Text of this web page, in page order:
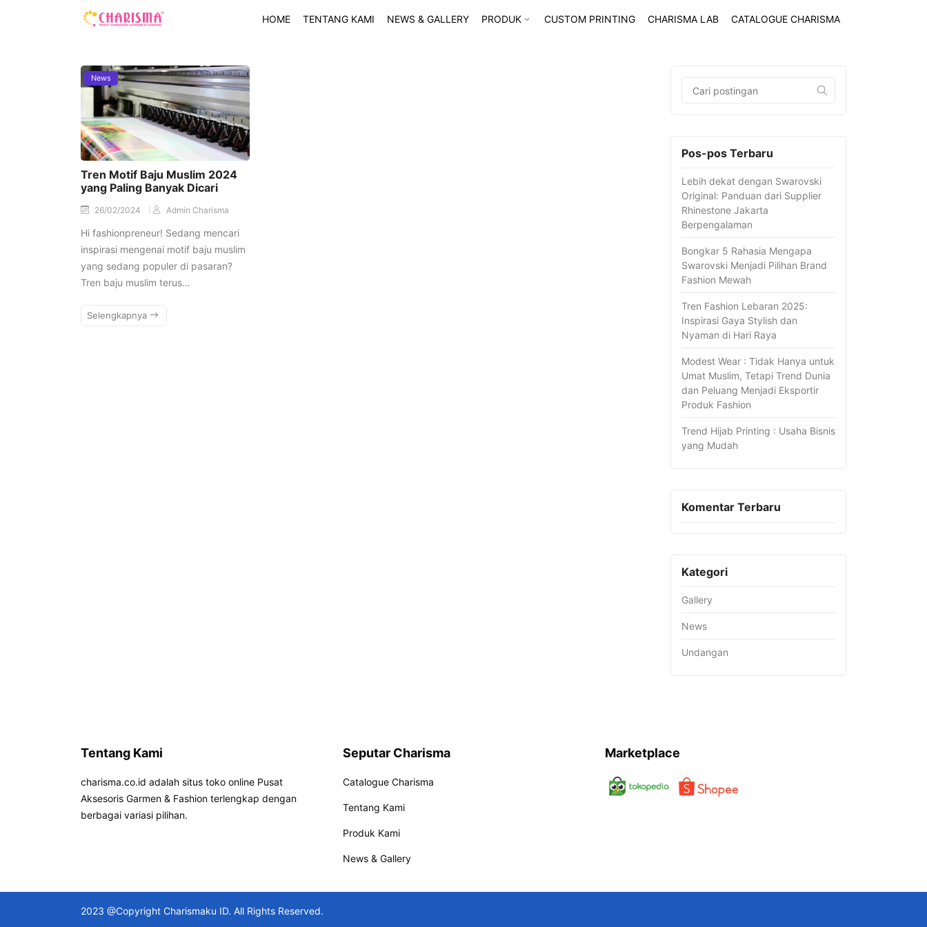
HOME TENTANG KAMI NEWS & GALLERY PRODUK CUSTOM PRINTING CHARISMA LAB CATALOGUE CHARISMA
News
Tren Motif Baju Muslim 2024
yang Paling Banyak Dicari
26/02/2024 Admin Charisma
Hi fashionpreneur! Sedang mencari
inspirasi mengenai motif baju muslim
yang sedang populer di pasaran?
Tren baju muslim terus…
Selengkapnya
Pos-pos Terbaru
Lebih dekat dengan Swarovski
Original: Panduan dari Supplier
Rhinestone Jakarta
Berpengalaman
Bongkar 5 Rahasia Mengapa
Swarovski Menjadi Pilihan Brand
Fashion Mewah
Tren Fashion Lebaran 2025:
Inspirasi Gaya Stylish dan
Nyaman di Hari Raya
Modest Wear : Tidak Hanya untuk
Umat Muslim, Tetapi Trend Dunia
dan Peluang Menjadi Eksportir
Produk Fashion
Trend Hijab Printing : Usaha Bisnis
yang Mudah
Komentar Terbaru
Kategori
Gallery
News
Undangan
Tentang Kami
charisma.co.id adalah situs toko online Pusat
Aksesoris Garmen & Fashion terlengkap dengan
berbagai variasi pilihan.
Seputar Charisma
Catalogue Charisma
Tentang Kami
Produk Kami
News & Gallery
Marketplace
2023 @Copyright Charismaku ID. All Rights Reserved.